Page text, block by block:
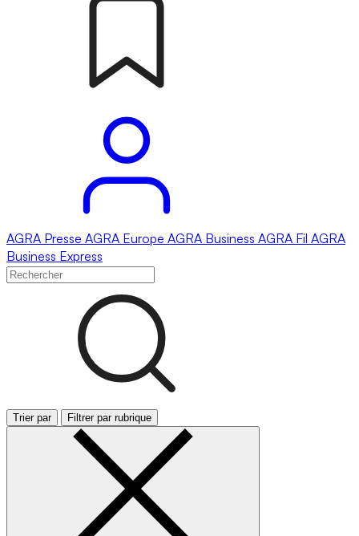
AGRA Presse AGRA Europe AGRA Business AGRA Fil AGRA
Business Express
Trier par Filtrer par rubrique